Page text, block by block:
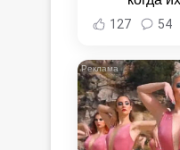
127 54